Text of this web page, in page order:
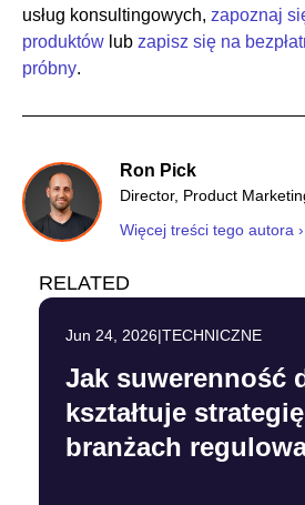
usług konsultingowych, zapoznaj
produktów lub zapisz się na
próbny.
Ron Pick
Director, Product
Więcej treści tego autora ›
RELATED
Jun 24, 2026|TECHNICZNE
Jak suwerenność
kształtuje
branżach